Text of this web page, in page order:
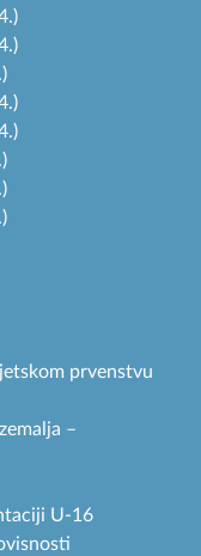
prvenstvu
–
U-16